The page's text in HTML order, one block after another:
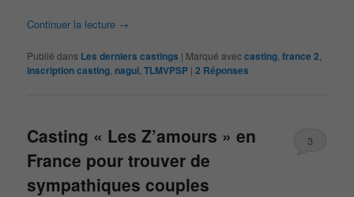
Continuer la lecture →
Publié dans Les derniers castings | Marqué aveccasting,france 2,
inscription casting, nagui,TLMVPSP |2 Réponses
Casting « Les Z’amours » en
France pour trouver de
sympathiques couples
3